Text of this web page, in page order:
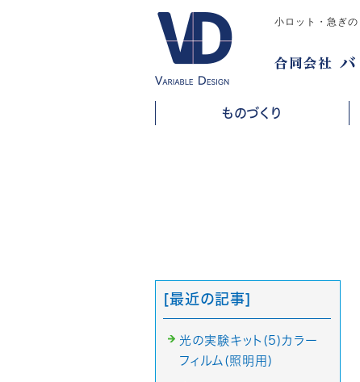
小ロット・急ぎ
ものづくり
[最近の記事]
光の実験キット(5)カラー
フィルム(照明用)